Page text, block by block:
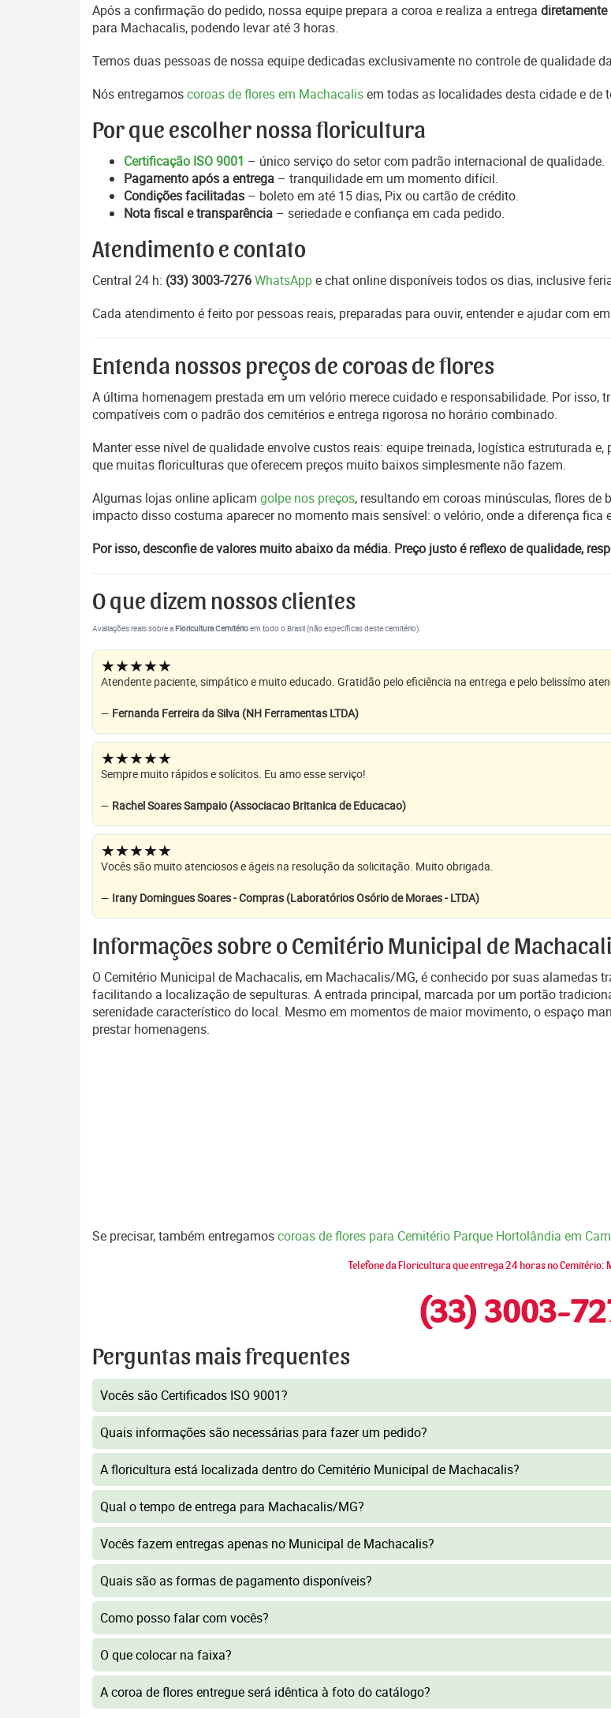
Após a confirmação do pedido, nossa equipe prepara a coroa e realiza a entrega
para Machacalis, podendo levar até 3 horas.
Temos duas pessoas de nossa equipe dedicadas exclusivamente no controle de qualidade
Nós entregamoscoroas de flores em Machacalisem todas as localidades desta cidade e de
Por que escolher nossa floricultura
Certificação ISO 9001 – único serviço do setor com padrão internacional de qualidade.
Pagamento após a entrega – tranquilidade em um momento difícil.
Condições facilitadas – boleto em até 15 dias, Pix ou cartão de crédito.
Nota fiscal e transparência – seriedade e confiança em cada pedido.
Atendimento e contato
Central 24 h: (33) 3003-7276WhatsAppe chat online disponíveis todos os dias, inclusive
Cada atendimento é feito por pessoas reais, preparadas para ouvir, entender e ajudar com
Entenda nossos preços de coroas de flores
A última homenagem prestada em um velório merece cuidado e responsabilidade. Por
compatíveis com o padrão dos cemitérios e entrega rigorosa no horário combinado.
Manter esse nível de qualidade envolve custos reais: equipe treinada, logística estruturada
que muitas floriculturas que oferecem preços muito baixos simplesmente não fazem.
Algumas lojas online aplicam golpe nos preços, resultando em coroas minúsculas, flores de
impacto disso costuma aparecer no momento mais sensível: o velório, onde a diferença
Por isso, desconfie de valores muito abaixo da média. Preço justo é reflexo de qualidade,
O que dizem nossos clientes
Avaliações reais sobre aFloricultura Cemitérioem todo o Brasil (não específicas deste cemitério).
★★★★★
Atendente paciente, simpático e muito educado. Gratidão pelo eficiência na entrega e pelo belissímo
— Fernanda Ferreira da Silva (NH Ferramentas LTDA)
★★★★★
Sempre muito rápidos e solícitos. Eu amo esse serviço!
— Rachel Soares Sampaio (Associacao Britanica de Educacao)
★★★★★
Vocês são muito atenciosos e ágeis na resolução da solicitação. Muito obrigada.
— Irany Domingues Soares - Compras (Laboratórios Osório de Moraes - LTDA)
Informações sobre o Cemitério Municipal de
O Cemitério Municipal de Machacalis, em Machacalis/MG, é conhecido por suas alamedas
facilitando a localização de sepulturas. A entrada principal, marcada por um portão
serenidade característico do local. Mesmo em momentos de maior movimento, o espaço
prestar homenagens.
Se precisar, também entregamoscoroas de flores para Cemitério Parque Hortolândia em
Telefone da Floricultura que entrega 24 horas no Cemitério:
(33) 3003-
Perguntas mais frequentes
Vocês são Certificados ISO 9001?
Quais informações são necessárias para fazer um pedido?
A floricultura está localizada dentro do Cemitério Municipal de Machacalis?
Qual o tempo de entrega para Machacalis/MG?
Vocês fazem entregas apenas no Municipal de Machacalis?
Quais são as formas de pagamento disponíveis?
Como posso falar com vocês?
O que colocar na faixa?
A coroa de flores entregue será idêntica à foto do catálogo?